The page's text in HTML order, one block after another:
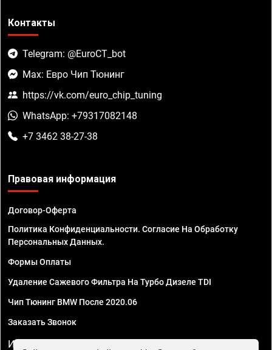
Контакты
Telegram: @EuroCT_bot
Max: Евро Чип Тюнинг
https://vk.com/euro_chip_tuning
WhatsApp: +79317082148
+7 3462 38-27-38
Правовая информация
Договор-Оферта
Политика Конфиденциальности. Согласие На Обработку
Персональных Данных.
Формы Оплаты
Удаление Сажевого Фильтра На Турбо Дизеле TDI
Чип Тюнинг BMW После 2020.06
Заказать Звонок
ИП Смирнов Георгий Павлович. ИНН 781302555843,